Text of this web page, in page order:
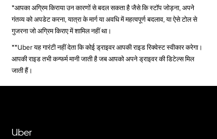
*आपका अग्रिम किराया उन कारणों से बदल सकता है जैसे कि स्टॉप जोड़ना, अपने
गंतव्य को अपडेट करना, यात्रा के मार्ग या अवधि में महत्वपूर्ण बदलाव, या ऐसे टोल से
गुजरना जो अग्रिम किराए में शामिल नहीं था।
**Uber यह गारंटी नहीं देता कि कोई ड्राइवर आपकी राइड रिक्वेस्ट स्वीकार करेगा।
आपकी राइड तभी कन्फर्म मानी जाती है जब आपको अपने ड्राइवर की डिटेल्स मिल
जाती हैं।
Uber